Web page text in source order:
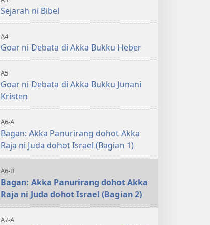
Sejarah ni Bibel
A4
Goar ni Debata di Akka Bukku Heber
A5
Goar ni Debata di Akka Bukku Junani
Kristen
A6-A
Bagan: Akka Panurirang dohot Akka
Raja ni Juda dohot Israel (Bagian 1)
A6-B
Bagan: Akka Panurirang dohot Akka
Raja ni Juda dohot Israel (Bagian 2)
A7-A